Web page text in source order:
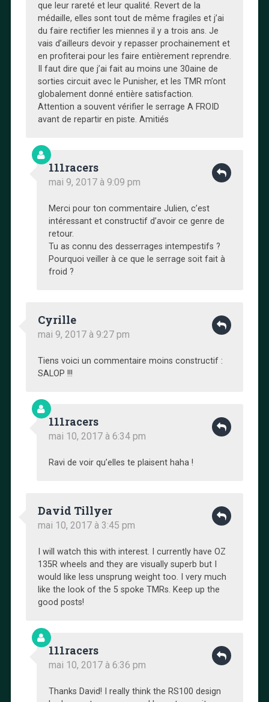
que leur rareté et leur qualité. Revert de la
médaille, elles sont tout de même fragiles et j’ai
du faire rectifier les miennes il y a trois ans. Je
vais d’ailleurs devoir y repasser prochainement et
en profiterai pour les faire entièrement reprendre.
Il faut dire que j’ai fait au moins une 30aine de
sorties circuit avec le Punisher, et les TMR m’ont
globalement donné entière satisfaction.
Attention a souvent vérifier le serrage A FROID
avant de repartir en piste. Amitiés
111racers
mai 9, 2017 à 9:09 pm
Merci pour ton commentaire Julien, c’est
intéressant et constructif d’avoir ce genre de
retour.
Tu as connu des desserrages intempestifs ?
Pourquoi veiller à ce que le serrage soit fait à
froid ?
Cyrille
mai 9, 2017 à 9:27 pm
Tiens voici un commentaire moins constructif :
SALOP !!!
111racers
mai 10, 2017 à 6:34 pm
Ravi de voir qu’elles te plaisent haha !
David Tillyer
mai 10, 2017 à 3:45 pm
I will watch this with interest. I currently have OZ
135R wheels and they are visually superb but I
would like less unsprung weight too. I very much
like the look of the 5 spoke TMRs. Keep up the
good posts!
111racers
mai 10, 2017 à 6:36 pm
Thanks David! I really think the RS100 design